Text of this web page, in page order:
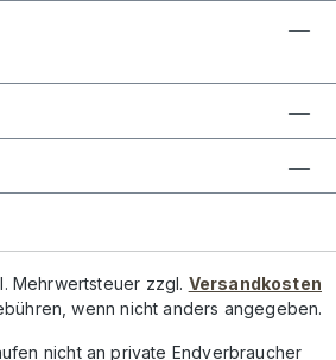
Mehrwertsteuer zzgl. Versandkosten
wenn nicht anders angegeben.
nicht an private Endverbraucher